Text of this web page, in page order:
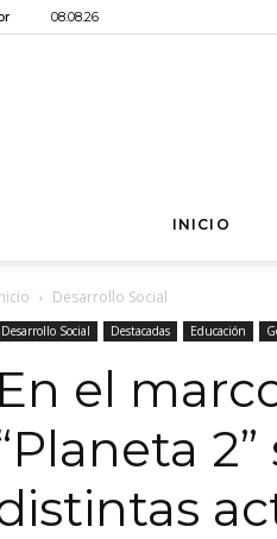
08.08.26
INICIO
Desarrollo Social
Desarrollo Social Destacadas Educación
En el